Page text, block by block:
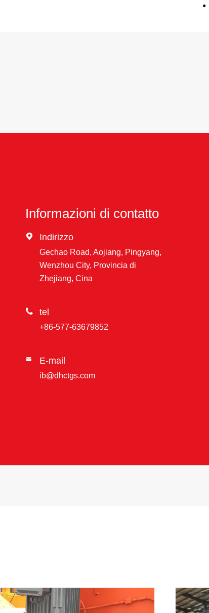
Informazioni di contatto
 Indirizzo
Gechao Road, Aojiang, Pingyang,
Wenzhou City, Provincia di
Zhejiang, Cina
 tel
+86-577-63679852
 E-mail
ib@dhctgs.com